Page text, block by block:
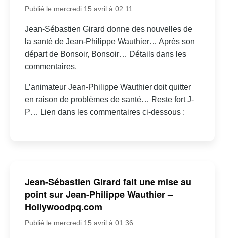
Publié le mercredi 15 avril à 02:11
Jean-Sébastien Girard donne des nouvelles de
la santé de Jean-Philippe Wauthier… Après son
départ de Bonsoir, Bonsoir… Détails dans les
commentaires.
L’animateur Jean-Philippe Wauthier doit quitter
en raison de problèmes de santé… Reste fort J-
P… Lien dans les commentaires ci-dessous :
Jean-Sébastien Girard fait une mise au
point sur Jean-Philippe Wauthier –
Hollywoodpq.com
Publié le mercredi 15 avril à 01:36